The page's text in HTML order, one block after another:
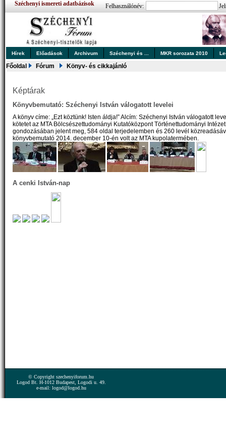
Széchenyi ismereti adatbázisok Felhasználónév:
Hírek Előadások Archivum Széchenyi és ... MKR sorozata 2010
Főoldal Fórum Könyv- és cikkajánló
Képtárak
Könyvbemutató: Széchenyi István válogatott levelei
A könyv címe: „Ezt köztünk! Isten áldja!” Alcím: Széchenyi István válogatott
kötetet az MTA Bölcsészettudományi Kutatóközpont Történettudományi Intézet
gondozásában jelent meg, 584 oldal terjedelemben és 260 levél
könyvbemutató 2014. december 10-én volt az MTA kupolatermében.
A cenki István-nap
© Copyright szechenyiforum.hu
Logod Bt. H-1012 Budapest, Logodi u. 49.
e-mail: logod@logod.hu